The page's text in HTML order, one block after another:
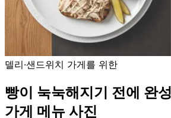
델리·샌드위치 가게를 위한
빵이 눅눅해지기 전에 완
가게 메뉴 사진